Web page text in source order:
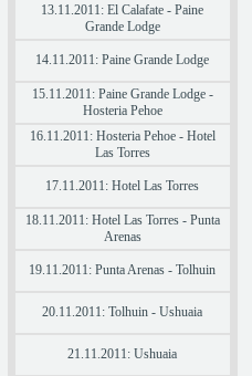
13.11.2011: El Calafate - Paine
Grande Lodge
14.11.2011: Paine Grande Lodge
15.11.2011: Paine Grande Lodge -
Hosteria Pehoe
16.11.2011: Hosteria Pehoe - Hotel
Las Torres
17.11.2011: Hotel Las Torres
18.11.2011: Hotel Las Torres - Punta
Arenas
19.11.2011: Punta Arenas - Tolhuin
20.11.2011: Tolhuin - Ushuaia
21.11.2011: Ushuaia